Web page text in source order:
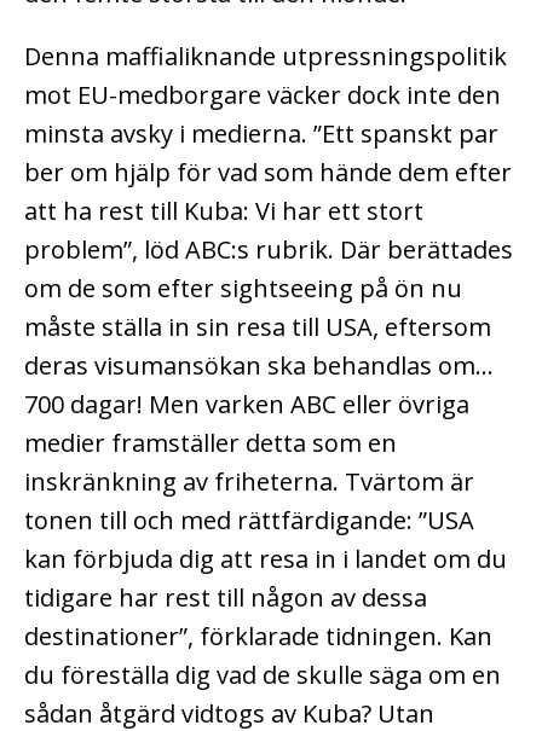
Denna maffialiknande utpressningspolitik
mot EU-medborgare väcker dock inte den
minsta avsky i medierna. ”Ett spanskt par
ber om hjälp för vad som hände dem efter
att ha rest till Kuba: Vi har ett stort
problem”, löd ABC:s rubrik. Där berättades
om de som efter sightseeing på ön nu
måste ställa in sin resa till USA, eftersom
deras visumansökan ska behandlas om…
700 dagar! Men varken ABC eller övriga
medier framställer detta som en
inskränkning av friheterna. Tvärtom är
tonen till och med rättfärdigande: ”USA
kan förbjuda dig att resa in i landet om du
tidigare har rest till någon av dessa
destinationer”, förklarade tidningen. Kan
du föreställa dig vad de skulle säga om en
sådan åtgärd vidtogs av Kuba? Utan